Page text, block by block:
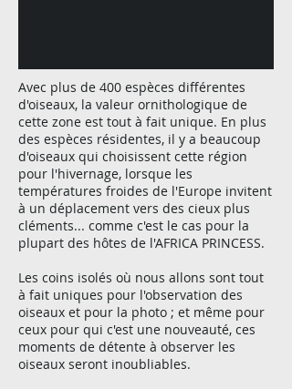
Avec plus de 400 espèces différentes
d'oiseaux, la valeur ornithologique de
cette zone est tout à fait unique. En plus
des espèces résidentes, il y a beaucoup
d'oiseaux qui choisissent cette région
pour l'hivernage, lorsque les
températures froides de l'Europe invitent
à un déplacement vers des cieux plus
cléments... comme c'est le cas pour la
plupart des hôtes de l'AFRICA PRINCESS.
Les coins isolés où nous allons sont tout
à fait uniques pour l'observation des
oiseaux et pour la photo ; et même pour
ceux pour qui c'est une nouveauté, ces
moments de détente à observer les
oiseaux seront inoubliables.